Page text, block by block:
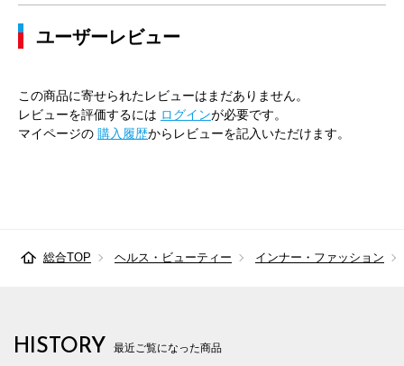
ユーザーレビュー
この商品に寄せられたレビューはまだありません。
レビューを評価するには ログインが必要です。
マイページの 購入履歴からレビューを記入いただけます。
総合TOP ヘルス・ビューティー インナー・ファッション
HISTORY 最近ご覧になった商品